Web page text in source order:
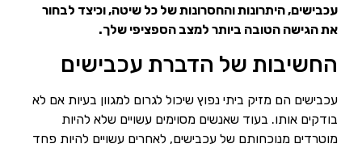
עכבישים, היתרונות והחסרונות של כל שיטה, וכיצד לבחור
את הגישה הטובה ביותר למצב הספציפי שלך.
החשיבות של הדברת עכבישים
עכבישים הם מזיק ביתי נפוץ שיכול לגרום למגוון בעיות אם לא
בודקים אותו. בעוד שאנשים מסוימים עשויים שלא להיות
מוטרדים מנוכחותם של עכבישים, לאחרים עשויים להיות פחד